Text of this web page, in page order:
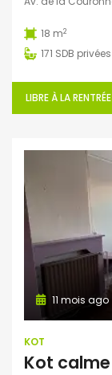
18 m2
171 SDB privées
LIBRE À LA RENTRÉE
11 mois ago
KOT
Kot